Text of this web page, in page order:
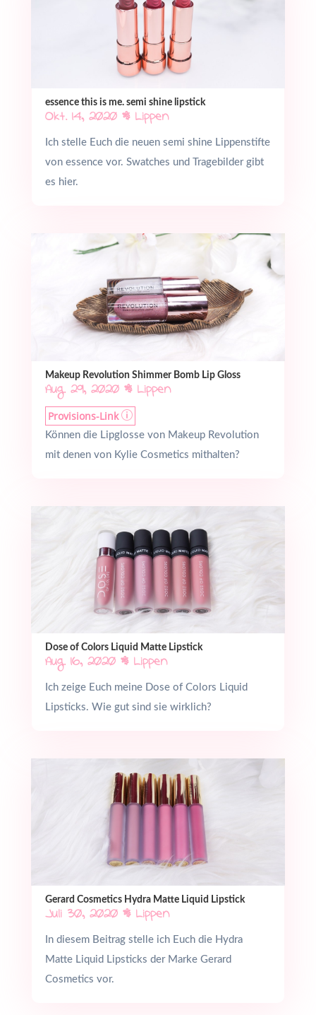
essence this is me. semi shine lipstick
Okt. 14, 2020| Lippen
Ich stelle Euch die neuen semi shine Lippenstifte
von essence vor. Swatches und Tragebilder gibt
es hier.
Makeup Revolution Shimmer Bomb Lip Gloss
Aug. 29, 2020| Lippen
Provisions-Linkp
Können die Lipglosse von Makeup Revolution
mit denen von Kylie Cosmetics mithalten?
Dose of Colors Liquid Matte Lipstick
Aug. 16, 2020| Lippen
Ich zeige Euch meine Dose of Colors Liquid
Lipsticks. Wie gut sind sie wirklich?
Gerard Cosmetics Hydra Matte Liquid Lipstick
Juli 30, 2020| Lippen
In diesem Beitrag stelle ich Euch die Hydra
Matte Liquid Lipsticks der Marke Gerard
Cosmetics vor.